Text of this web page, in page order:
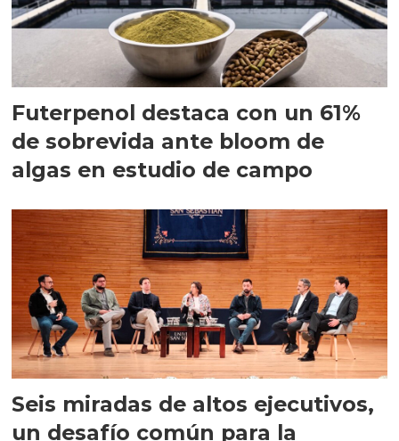
Futerpenol destaca con un 61%
de sobrevida ante bloom de
algas en estudio de campo
Seis miradas de altos ejecutivos,
un desafío común para la